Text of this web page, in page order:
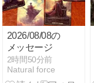
2026/08/08の
メッセージ
2時間50分前
Natural force